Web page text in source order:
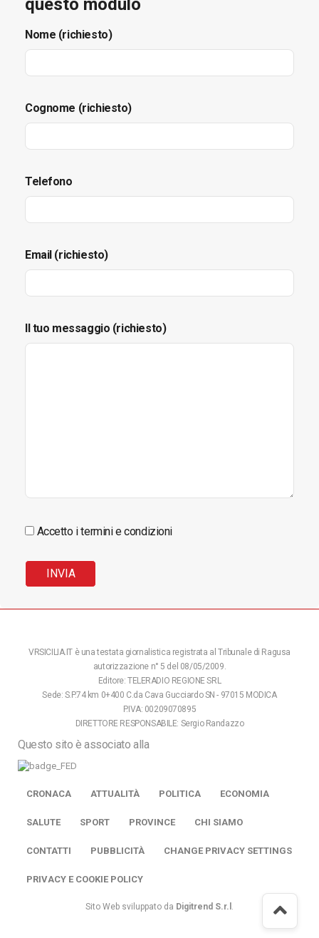
questo modulo
Nome (richiesto)
Cognome (richiesto)
Telefono
Email (richiesto)
Il tuo messaggio (richiesto)
Accetto i termini e condizioni
VRSICILIA.IT è una testata giornalistica registrata al Tribunale di Ragusa
autorizzazione n° 5 del 08/05/2009.
Editore: TELERADIO REGIONE SRL
Sede: S.P.74 km 0+400 C.da Cava Gucciardo SN - 97015 MODICA
P.IVA: 00209070895
DIRETTORE RESPONSABILE: Sergio Randazzo
Questo sito è associato alla
CRONACA ATTUALITÀ POLITICA ECONOMIA
SALUTE SPORT PROVINCE CHI SIAMO
CONTATTI PUBBLICITÀ CHANGE PRIVACY SETTINGS
PRIVACY E COOKIE POLICY
Sito Web sviluppato da Digitrend S.r.l .